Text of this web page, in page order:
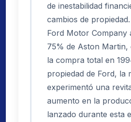
de inestabilidad
cambios de
Ford Motor Company
75% de Aston Martin,
la compra total en
propiedad de Ford, la
experimentó una
aumento en la
lanzado durante esta